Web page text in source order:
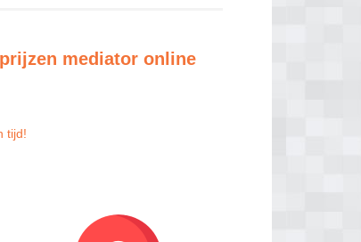
mediator online
tijd!